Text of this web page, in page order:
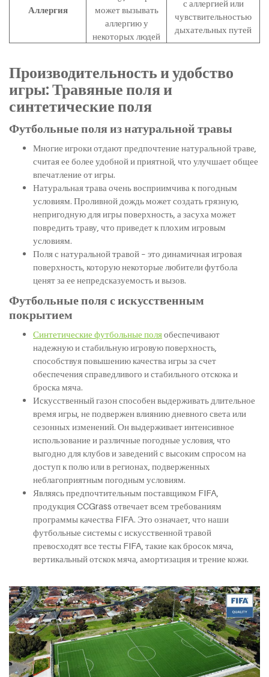
Аллергия
может вызывать
аллергию у
некоторых людей
с аллергией или
чувствительностью
дыхательных путей
Производительность и удобство
игры: Травяные поля и
синтетические поля
Футбольные поля из натуральной травы
Многие игроки отдают предпочтение натуральной траве,
считая ее более удобной и приятной, что улучшает общее
впечатление от игры.
Натуральная трава очень восприимчива к погодным
условиям. Проливной дождь может создать грязную,
непригодную для игры поверхность, а засуха может
повредить траву, что приведет к плохим игровым
условиям.
Поля с натуральной травой – это динамичная игровая
поверхность, которую некоторые любители футбола
ценят за ее непредсказуемость и вызов.
Футбольные поля с искусственным
покрытием
Синтетические футбольные поляобеспечивают
надежную и стабильную игровую поверхность,
способствуя повышению качества игры за счет
обеспечения справедливого и стабильного отскока и
броска мяча.
Искусственный газон способен выдерживать длительное
время игры, не подвержен влиянию дневного света или
сезонных изменений. Он выдерживает интенсивное
использование и различные погодные условия, что
выгодно для клубов и заведений с высоким спросом на
доступ к полю или в регионах, подверженных
неблагоприятным погодным условиям.
Являясь предпочтительным поставщиком FIFA,
продукция CCGrass отвечает всем требованиям
программы качества FIFA. Это означает, что наши
футбольные системы с искусственной травой
превосходят все тесты FIFA, такие как бросок мяча,
вертикальный отскок мяча, амортизация и трение кожи.